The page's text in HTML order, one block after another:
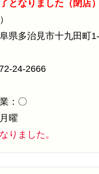
となりました（閉店）
県多治見市十九田町
24-2666
：〇
曜
りました。